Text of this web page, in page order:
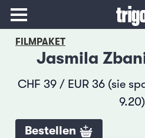
FILMPAKET
Jasmila
CHF 39 / EUR 36 (sie
9.20)
Bestellen